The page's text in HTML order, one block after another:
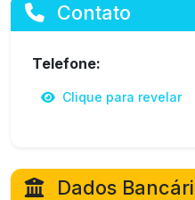
Contato
Telefone:
Clique para revelar
Dados